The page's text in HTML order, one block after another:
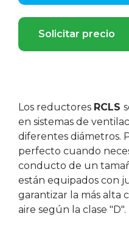
Solicitar precio
Los reductores RCLS
en sistemas de
diferentes diámetros.
perfecto cuando
conducto de un
están equipados con
garantizar la más alta
aire según la clase "D".